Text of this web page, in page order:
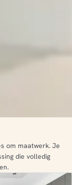
om maatwerk. Je
die volledig